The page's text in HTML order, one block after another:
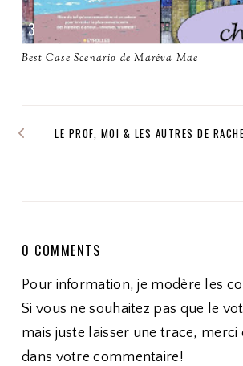
Best Case Scenario de Marêva Mae
LE PROF, MOI & LES AUTRES DE
0 COMMENTS
Pour information, je modère les
Si vous ne souhaitez pas que le
mais juste laisser une trace, merci
dans votre commentaire!